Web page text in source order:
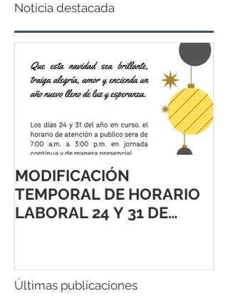
Noticia destacada
MODIFICACIÓN
TEMPORAL DE HORARIO
LABORAL 24 Y 31 DE
Últimas publicaciones